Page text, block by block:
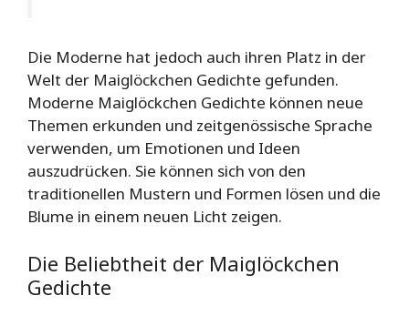
Die Moderne hat jedoch auch ihren Platz in der
Welt der Maiglöckchen Gedichte gefunden.
Moderne Maiglöckchen Gedichte können neue
Themen erkunden und zeitgenössische Sprache
verwenden, um Emotionen und Ideen
auszudrücken. Sie können sich von den
traditionellen Mustern und Formen lösen und die
Blume in einem neuen Licht zeigen.
Die Beliebtheit der Maiglöckchen
Gedichte